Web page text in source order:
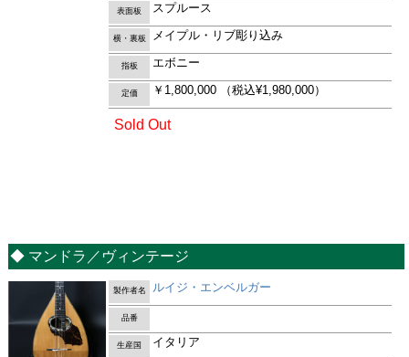
表面板 スプルース
横・裏板 メイプル・リブ彫り込み
指板 エボニー
定価 ￥1,800,000 （税込¥1,980,000）
Sold Out
◆ マンドラ／ヴィンテージ
製作者名 ルイジ・エンベルガー
品番
生産国 イタリア